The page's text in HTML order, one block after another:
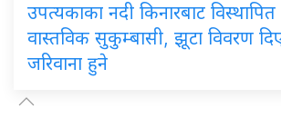
उपत्यकाका नदी किनारबाट विस्थापित
वास्तविक सुकुम्बासी, झूटा विवरण
जरिवाना हुने